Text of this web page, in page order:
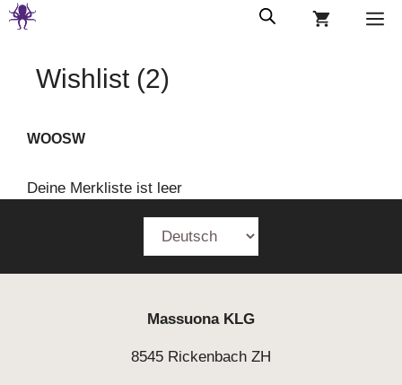
Inhalt
Wishlist (2)
WOOSW
Deine Merkliste ist leer
Massuona KLG
8545 Rickenbach ZH